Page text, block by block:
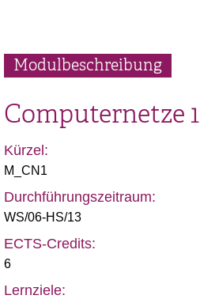
Modulbeschreibung
Computernetze 1
Kürzel:
M_CN1
Durchführungszeitraum:
WS/06-HS/13
ECTS-Credits:
6
Lernziele: